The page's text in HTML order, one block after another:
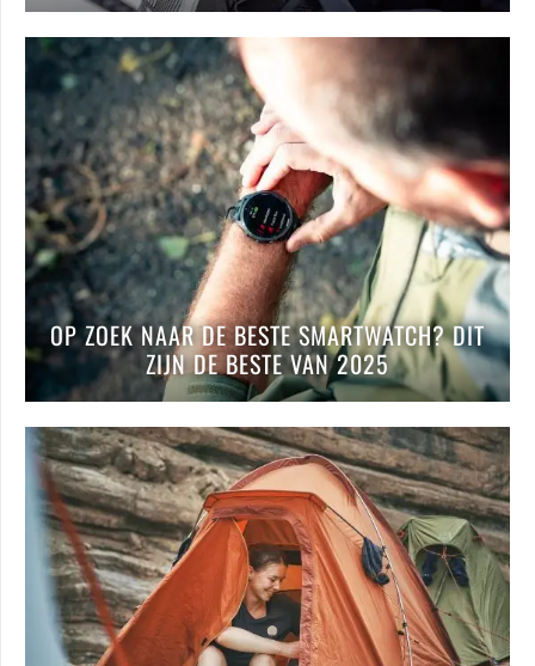
OP ZOEK NAAR DE BESTE SMARTWATCH? DIT
ZIJN DE BESTE VAN 2025